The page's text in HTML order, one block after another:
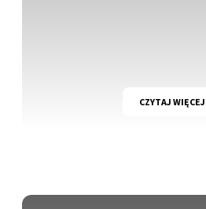
CZYTAJ WIĘCEJ